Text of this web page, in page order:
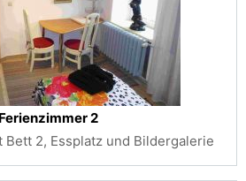
Ferienzimmer 2
Bett 2, Essplatz und Bildergalerie